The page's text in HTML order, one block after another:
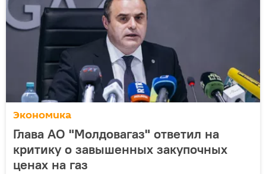
Экономика
Глава АО "Молдовагаз" ответил на
критику о завышенных закупочных
ценах на газ